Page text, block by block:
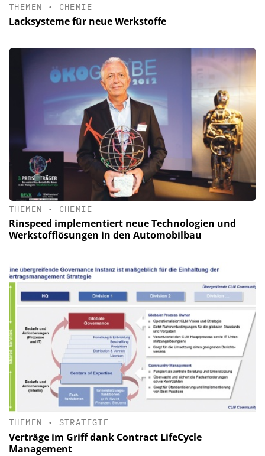
THEMEN • CHEMIE
Lacksysteme für neue Werkstoffe
THEMEN • CHEMIE
Rinspeed implementiert neue Technologien und
Werkstofflösungen in den Automobilbau
THEMEN • STRATEGIE
Verträge im Griff dank Contract LifeCycle
Management